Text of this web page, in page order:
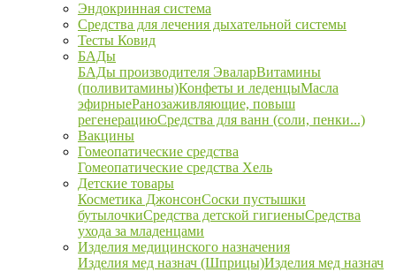
Эндокринная система
Средства для лечения дыхательной системы
Тесты Ковид
БАДы
БАДы производителя ЭваларВитамины
(поливитамины)Конфеты и леденцыМасла
эфирныеРанозаживляющие, повыш
регенерациюСредства для ванн (соли, пенки...)
Вакцины
Гомеопатические средства
Гомеопатические средства Хель
Детские товары
Косметика ДжонсонСоски пустышки
бутылочкиСредства детской гигиеныСредства
ухода за младенцами
Изделия медицинского назначения
Изделия мед назнач (Шприцы)Изделия мед назнач